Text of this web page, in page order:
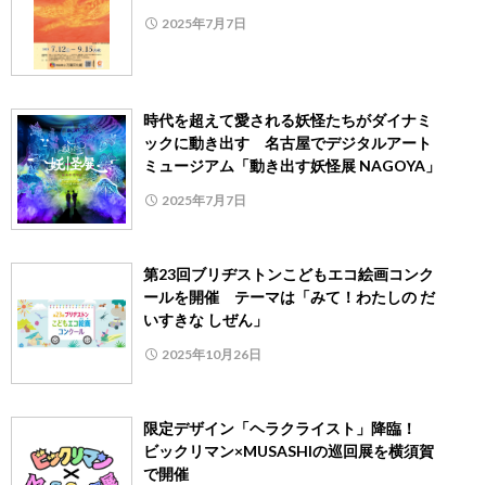
2025年7月7日
時代を超えて愛される妖怪たちがダイナミ
ックに動き出す 名古屋でデジタルアート
ミュージアム「動き出す妖怪展 NAGOYA」
2025年7月7日
第23回ブリヂストンこどもエコ絵画コンク
ールを開催 テーマは「みて！わたしの だ
いすきな しぜん」
2025年10月26日
限定デザイン「ヘラクライスト」降臨！
ビックリマン×MUSASHIの巡回展を横須賀
で開催